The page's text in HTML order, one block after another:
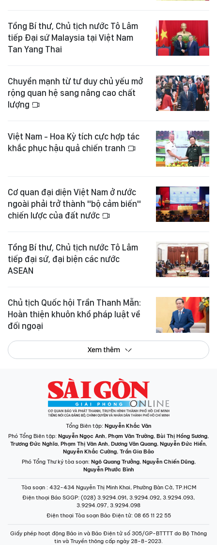
Tổng Bí thư, Chủ tịch nước Tô Lâm
tiếp Đại sứ Malaysia tại Việt Nam
Tan Yang Thai
Chuyển mạnh từ tư duy chủ yếu mở
rộng quan hệ sang nâng cao chất
lượng
Việt Nam - Hoa Kỳ tích cực hợp tác
khắc phục hậu quả chiến tranh
Cơ quan đại diện Việt Nam ở nước
ngoài phải trở thành "bộ cảm biến"
chiến lược của đất nước
Tổng Bí thư, Chủ tịch nước Tô Lâm
tiếp đại sứ, đại biện các nước
ASEAN
Chủ tịch Quốc hội Trần Thanh Mẫn:
Hoàn thiện khuôn khổ pháp luật về
đối ngoại
Xem thêm
Tổng Biên tập: Nguyễn Khắc Văn
Phó Tổng Biên tập: Nguyễn Ngọc Anh, Phạm Văn Trường, Bùi Thị Hồng Sương,
Trương Đức Nghĩa, Phạm Thị Vân Anh, Dương Văn Quang, Nguyễn Đức Hiển,
Nguyễn Khắc Cường, Trần Gia Bảo
Phó Tổng Thư ký tòa soạn: Ngô Quang Trưởng, Nguyễn Chiến Dũng,
Nguyễn Phước Bình
Tòa soạn : 432-434 Nguyễn Thị Minh Khai, Phường Bàn Cờ, TP.HCM
Điện thoại Báo SGGP: (028) 3.9294.091, 3.9294.092, 3.9294.093,
3.9294.097, 3.9294.098
Điện thoại Tòa soạn Báo Điện tử: 08 65 11 22 55
Giấy phép hoạt động Báo in và Báo Điện tử số 305/GP-BTTTT do Bộ Thông
tin và Truyền thông cấp ngày 28-8-2023.